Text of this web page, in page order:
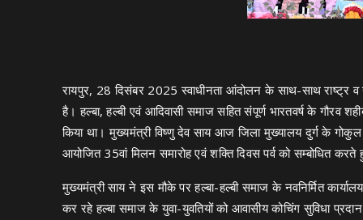
रायपुर, 28 दिसंबर 2025 स्वाधीनता आंदोलन के साथ-साथ राष्ट्र व
है। हल्बा, हल्बी एवं आदिवासी समाज सहित संपूर्ण भारतवर्ष के
किया था। मुख्यमंत्री विष्णु देव साय आज जिला मुख्यालय दुर्ग के गोकुल
आयोजित 35वां मिलन समारोह एवं शक्ति दिवस पर्व को सम्बोधित करते
मुख्यमंत्री साय ने इस मौके पर हल्बा-हल्बी समाज के नवनिर्मित
कर रहे हल्बा समाज के युवा-युवतियों को आवासीय कोचिंग सुविधा